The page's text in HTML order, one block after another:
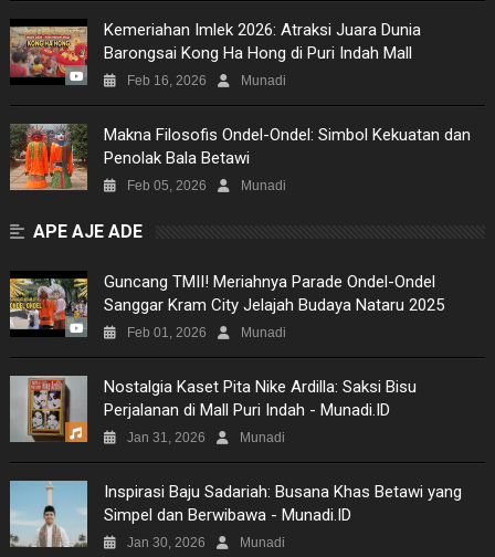
Kemeriahan Imlek 2026: Atraksi Juara Dunia
Barongsai Kong Ha Hong di Puri Indah Mall
Feb 16, 2026 Munadi
Makna Filosofis Ondel-Ondel: Simbol Kekuatan dan
Penolak Bala Betawi
Feb 05, 2026 Munadi
APE AJE ADE
Guncang TMII! Meriahnya Parade Ondel-Ondel
Sanggar Kram City Jelajah Budaya Nataru 2025
Feb 01, 2026 Munadi
Nostalgia Kaset Pita Nike Ardilla: Saksi Bisu
Perjalanan di Mall Puri Indah - Munadi.ID
Jan 31, 2026 Munadi
Inspirasi Baju Sadariah: Busana Khas Betawi yang
Simpel dan Berwibawa - Munadi.ID
Jan 30, 2026 Munadi